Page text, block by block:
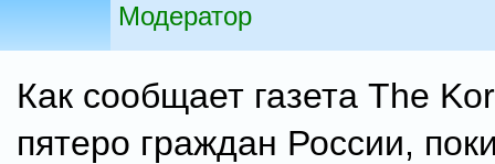
Модератор
Как сообщает газета The
пятеро граждан России,